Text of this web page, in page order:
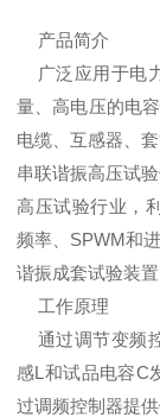
产品简介
广泛应用于电
量、高电压的电
电缆、互感器、
串联谐振高压试
高压试验行业，
频率、SPWM和
谐振成套试验装
工作原理
通过调节变频
感L和试品电容C
过调频控制器提